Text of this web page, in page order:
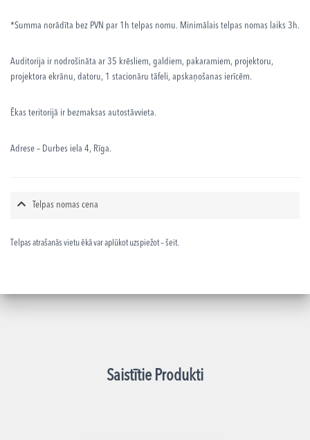
*Summa norādīta bez PVN par 1h telpas nomu. Minimālais telpas nomas laiks 3h.
Auditorija ir nodrošināta ar 35 krēsliem, galdiem, pakaramiem, projektoru,
projektora ekrānu, datoru, 1 stacionāru tāfeli, apskaņošanas ierīcēm.
Ēkas teritorijā ir bezmaksas autostāvvieta.
Adrese – Durbes iela 4, Rīga.
Telpas nomas cena
Telpas atrašanās vietu ēkā var aplūkot uzspiežot – šeit.
Saistītie Produkti